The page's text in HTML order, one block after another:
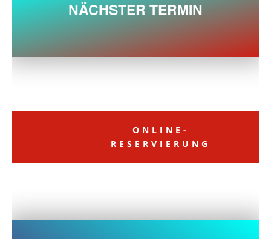
NÄCHSTER TERMIN
ONLINE-
RESERVIERUNG